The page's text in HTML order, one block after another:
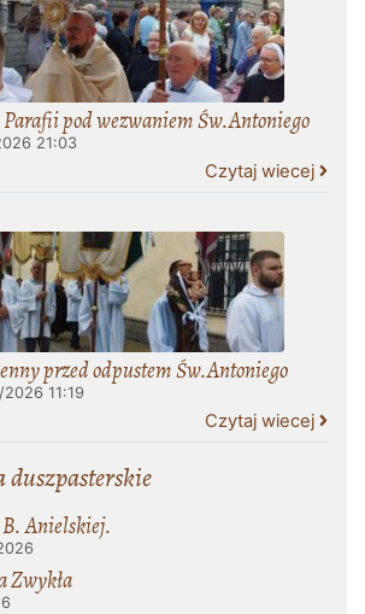
pod wezwaniem Św.Antoniego
21:03
Czytaj wiecej
przed odpustem Św.Antoniego
2026 11:19
Czytaj wiecej
duszpasterskie
Anielskiej.
Zwykła